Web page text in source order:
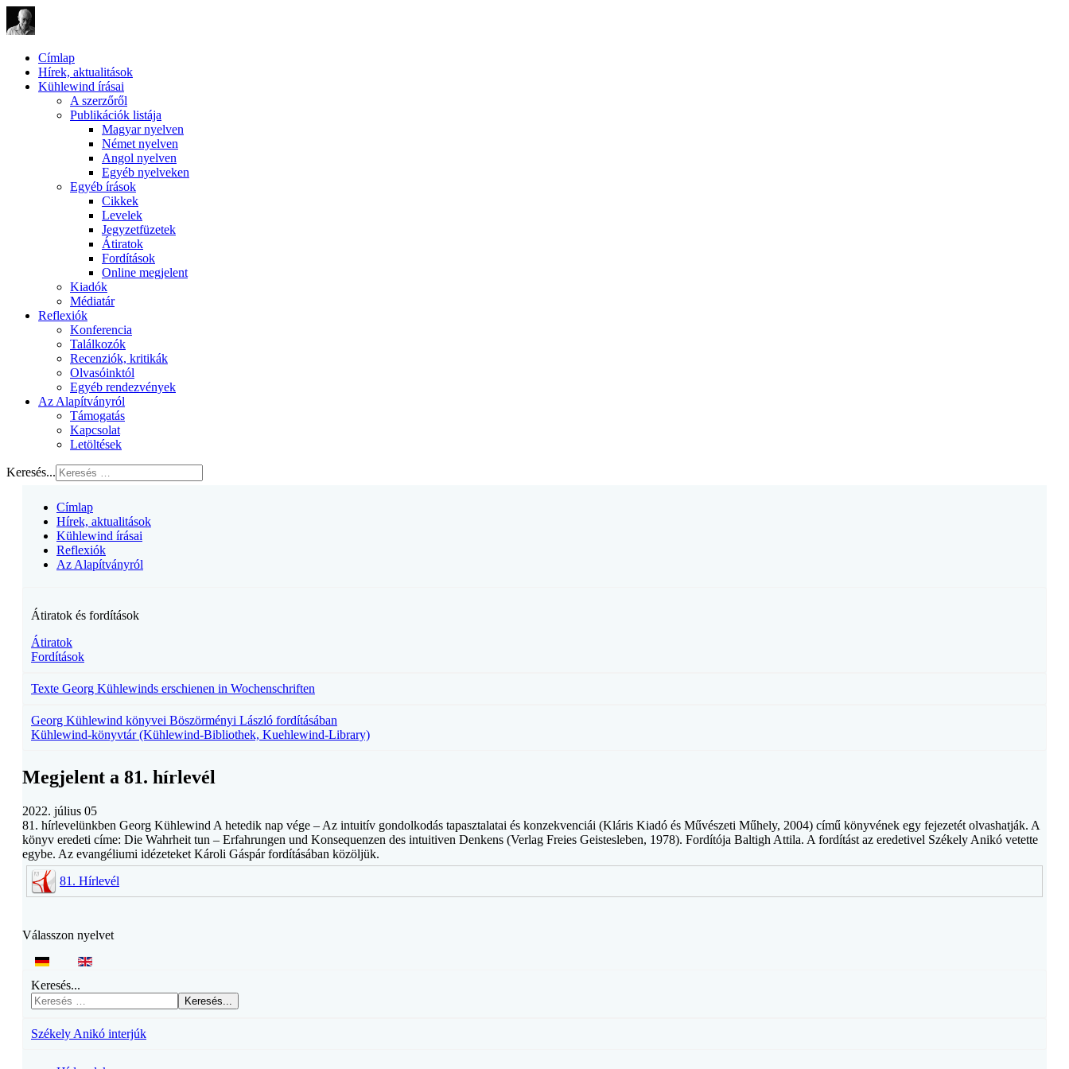
Címlap
Hírek, aktualitások
Kühlewind írásai
A szerzőről
Publikációk listája
Magyar nyelven
Német nyelven
Angol nyelven
Egyéb nyelveken
Egyéb írások
Cikkek
Levelek
Jegyzetfüzetek
Átiratok
Fordítások
Online megjelent
Kiadók
Médiatár
Reflexiók
Konferencia
Találkozók
Recenziók, kritikák
Olvasóinktól
Egyéb rendezvények
Az Alapítványról
Támogatás
Kapcsolat
Letöltések
Keresés...
Címlap
Hírek, aktualitások
Kühlewind írásai
Reflexiók
Az Alapítványról
Átiratok és fordítások
Átiratok
Fordítások
Texte Georg Kühlewinds erschienen in Wochenschriften
Georg Kühlewind könyvei Böszörményi László fordításában
Kühlewind-könyvtár (Kühlewind-Bibliothek, Kuehlewind-Library)
Megjelent a 81. hírlevél
2022. július 05
81. hírlevelünkben Georg Kühlewind A hetedik nap vége – Az intuitív gondolkodás tapasztalatai és konzekvenciái (Kláris Kiadó és Művészeti Műhely, 2004) című könyvének egy fejezetét olvashatják. A
könyv eredeti címe: Die Wahrheit tun – Erfahrungen und Konsequenzen des intuitiven Denkens (Verlag Freies Geistesleben, 1978). Fordítója Baltigh Attila. A fordítást az eredetivel Székely Anikó vetette
egybe. Az evangéliumi idézeteket Károli Gáspár fordításában közöljük.
81. Hírlevél
Válasszon nyelvet
Keresés...
Keresés...
Székely Anikó interjúk